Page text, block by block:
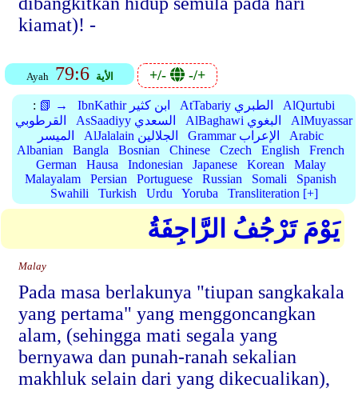
kiamat)! -
Ayah 79:6 الأية +/- -/+
: 📗 → IbnKathir ابن كثير AtTabariy الطبري
AlQurtubi
القرطوبي
AsSaadiyy السعدي AlBaghawi البغوي
AlMuyassar
الميسر
AlJalalain الجلالين Grammar الإعراب
Arabic
Albanian
Bangla Bosnian Chinese Czech English
French
German
Hausa Indonesian Japanese Korean
Malay
Malayalam
Persian Portuguese Russian Somali
Spanish
Swahili
Turkish Urdu Yoruba Transliteration [+]
يَوْمَ تَرْجُفُ الرَّاجِفَةُ
Malay
Pada masa berlakunya "tiupan sangkakala
yang pertama" yang menggoncangkan
alam, (sehingga mati segala yang
bernyawa dan punah-ranah sekalian
makhluk selain dari yang dikecualikan),